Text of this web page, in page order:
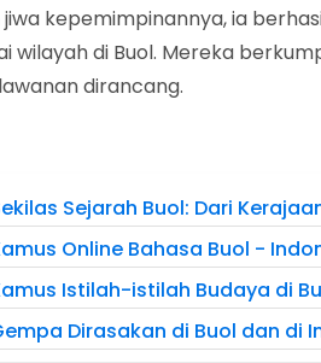
kepemimpinannya, ia
wilayah di Buol. Mereka
dirancang.
Sejarah Buol: Dari
Online Bahasa Buol -
Istilah-istilah Budaya di
Dirasakan di Buol dan di